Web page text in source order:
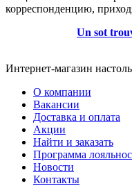
корреспонденцию,
Un sot
Интернет-магазин
О компании
Вакансии
Доставка и оплата
Акции
Найти и заказать
Программа
Новости
Контакты